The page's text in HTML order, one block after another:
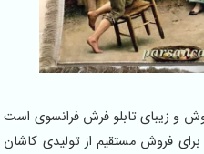
و زیبای تابلو فرش فرانسوی است
فروش مستقیم از تولیدی کاشان